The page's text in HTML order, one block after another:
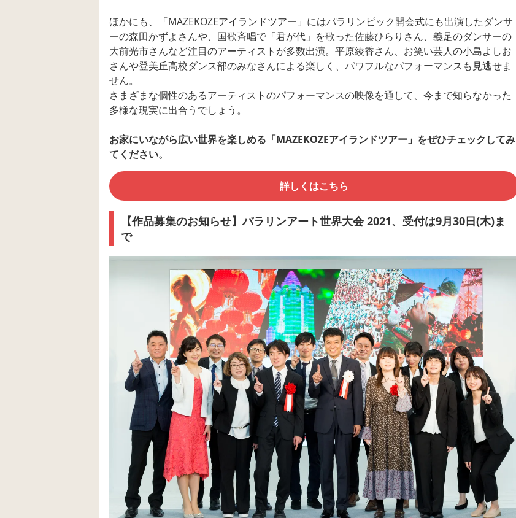
ほかにも、「MAZEKOZEアイランドツアー」にはパラリンピック開会式にも出演したダンサ
ーの森田かずよさんや、国歌斉唱で「君が代」を歌った佐藤ひらりさん、義足のダンサーの
大前光市さんなど注目のアーティストが多数出演。平原綾香さん、お笑い芸人の小島よしお
さんや登美丘高校ダンス部のみなさんによる楽しく、パワフルなパフォーマンスも見逃せま
せん。
さまざまな個性のあるアーティストのパフォーマンスの映像を通して、今まで知らなかった
多様な現実に出合うでしょう。
お家にいながら広い世界を楽しめる「MAZEKOZEアイランドツアー」をぜひチェックしてみ
てください。
詳しくはこちら
【作品募集のお知らせ】パラリンアート世界大会 2021、受付は9月30日(木)ま
で